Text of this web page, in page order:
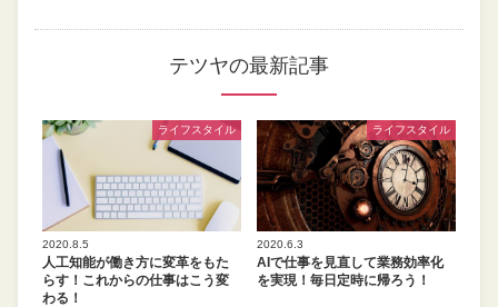
テツヤの最新記事
ライフスタイル
2020.8.5
人工知能が働き方に変革をもた
らす！これからの仕事はこう変
わる！
ライフスタイル
2020.6.3
AIで仕事を見直して業務効率化
を実現！毎日定時に帰ろう！